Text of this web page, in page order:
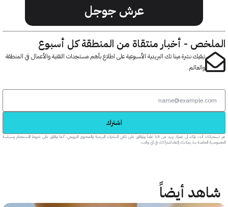
عرش جوجل
- أخبار منتقاة من المنطقة كل أسبوع
تبقيك نشرة مينا تك البريدية الأسبوعية على اطلاع بأهم مستجدات التقنية والأعمال في المنطقة
والعالم.
عبر تسجيلك، أنت تؤكد أن عمرك يزيد عن 18 عاماً وتوافق على تلقي النشرات البريدية والمحتوى الترويجي، كما توافق على شروط الاستخدام وسياسة
بنا. يمكنك إلغاء اشتراكك في أي وقت.
أيضاً